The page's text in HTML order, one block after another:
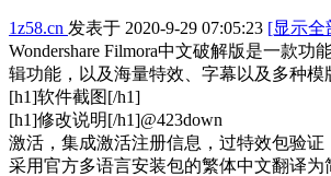
1z58.cn 发表于 2020-9-29 07:05:23 [显示全
Wondershare Filmora中文破解版是一款
辑功能，以及海量特效、字幕以及多种模
[h1]软件截图[/h1]
[h1]修改说明[/h1]@423down
激活，集成激活注册信息，过特效包验证
采用官方多语言安装包的繁体中文翻译